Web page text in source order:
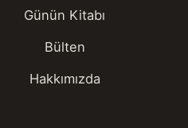
Günün Kitabı
Bülten
Hakkımızda